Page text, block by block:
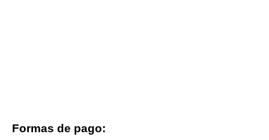
Formas de pago: